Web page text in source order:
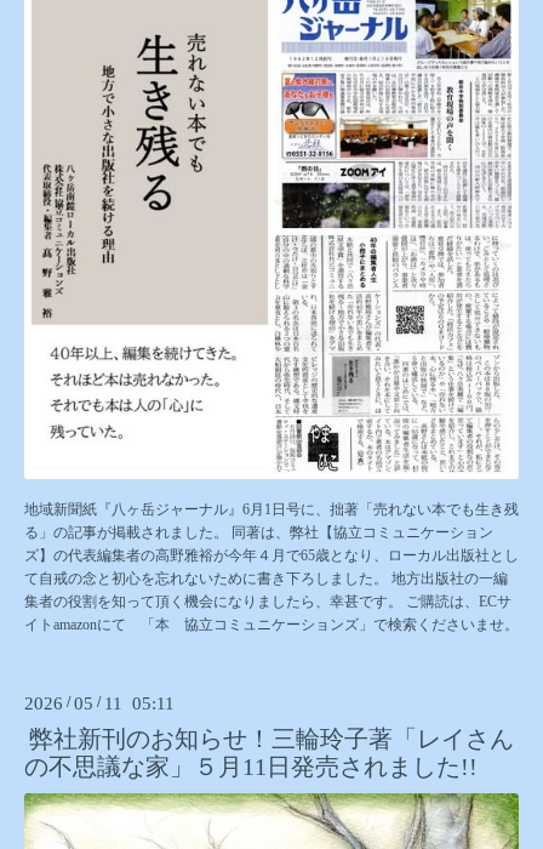
地域新聞紙『八ヶ岳ジャーナル』6月1日号に、拙著「売れない本でも生き残
る」の記事が掲載されました。 同著は、弊社【協立コミュニケーション
ズ】の代表編集者の高野雅裕が今年４月で65歳となり、ローカル出版社とし
て自戒の念と初心を忘れないために書き下ろしました。 地方出版社の一編
集者の役割を知って頂く機会になりましたら、幸甚です。 ご購読は、ECサ
イトamazonにて 「本 協立コミュニケーションズ」で検索くださいませ。
2026 /05 / 11 05:11
弊社新刊のお知らせ！三輪玲子著「レイさん
の不思議な家」５月11日発売されました!!